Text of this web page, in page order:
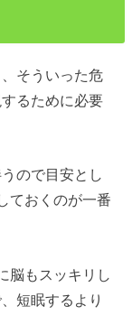
そういった危
るために必要
ので目安とし
ておくのが一番
脳もスッキリし
短眠するより